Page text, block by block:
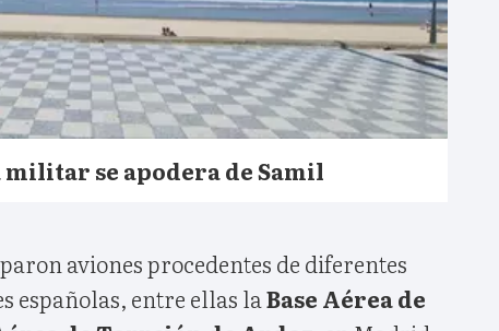
militar se apodera de Samil
aviones procedentes de diferentes
españolas, entre ellas laBase Aérea de